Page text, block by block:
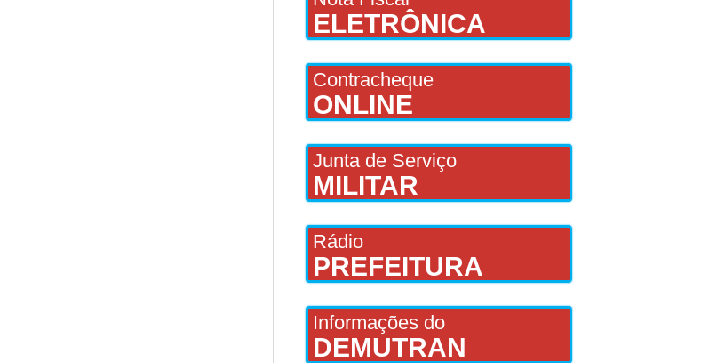
ELETRÔNICA
Contracheque
ONLINE
Junta de Serviço
MILITAR
Rádio
PREFEITURA
Informações do
DEMUTRAN